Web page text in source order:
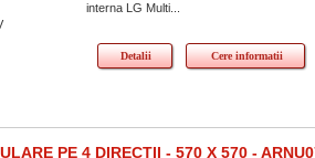
interna LG Multi...
Detalii Cere informatii
PE 4 DIRECTII - 570 X 570 -